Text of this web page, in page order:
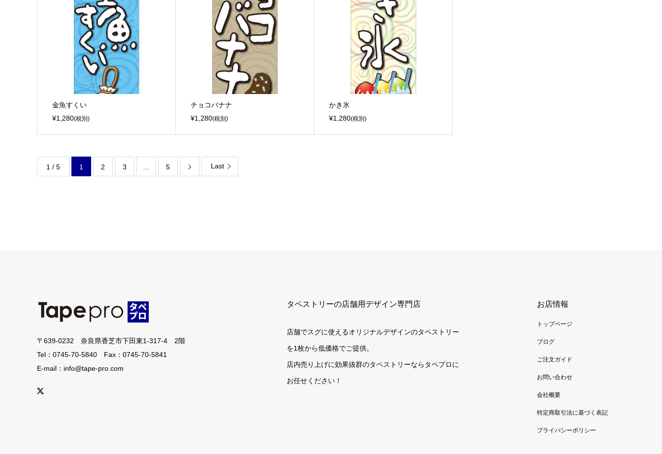
金魚すくい
¥1,280(税別)
チョコバナナ
¥1,280(税別)
かき氷
¥1,280(税別)
1 / 5 1 2 3 5  Last
〒639-0232 奈良県香芝市下田東1-317-4 2階
Tel：0745-70-5840 Fax：0745-70-5841
E-mail：info@tape-pro.com
タペストリーの店舗用デザイン専門店
店舗でスグに使えるオリジナルデザインのタペストリー
を1枚から低価格でご提供。
店内売り上げに効果抜群のタペストリーならタペプロに
お任せください！
お店情報
トップページ
ブログ
ご注文ガイド
お問い合わせ
会社概要
特定商取引法に基づく表記
プライバシーポリシー